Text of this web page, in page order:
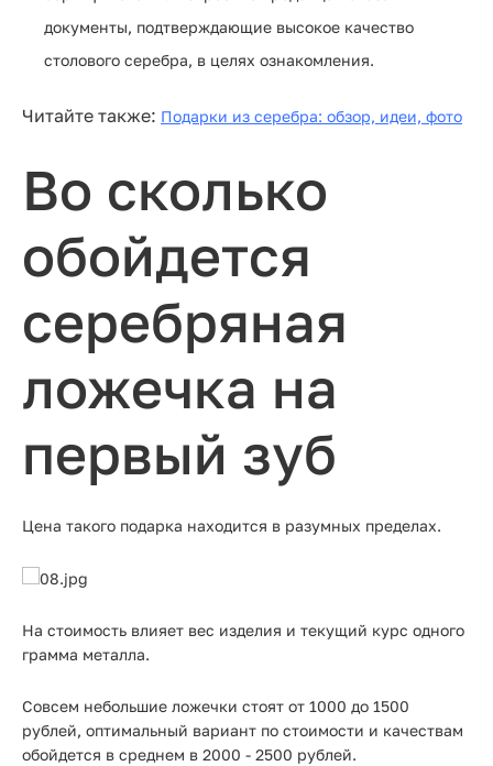
документы, подтверждающие высокое качество
столового серебра, в целях ознакомления.
Читайте также: Подарки из серебра: обзор, идеи, фото
Во сколько
обойдется
серебряная
ложечка на
первый зуб
Цена такого подарка находится в разумных пределах.
На стоимость влияет вес изделия и текущий курс одного
грамма металла.
Совсем небольшие ложечки стоят от 1000 до 1500
рублей, оптимальный вариант по стоимости и качествам
обойдется в среднем в 2000 - 2500 рублей.